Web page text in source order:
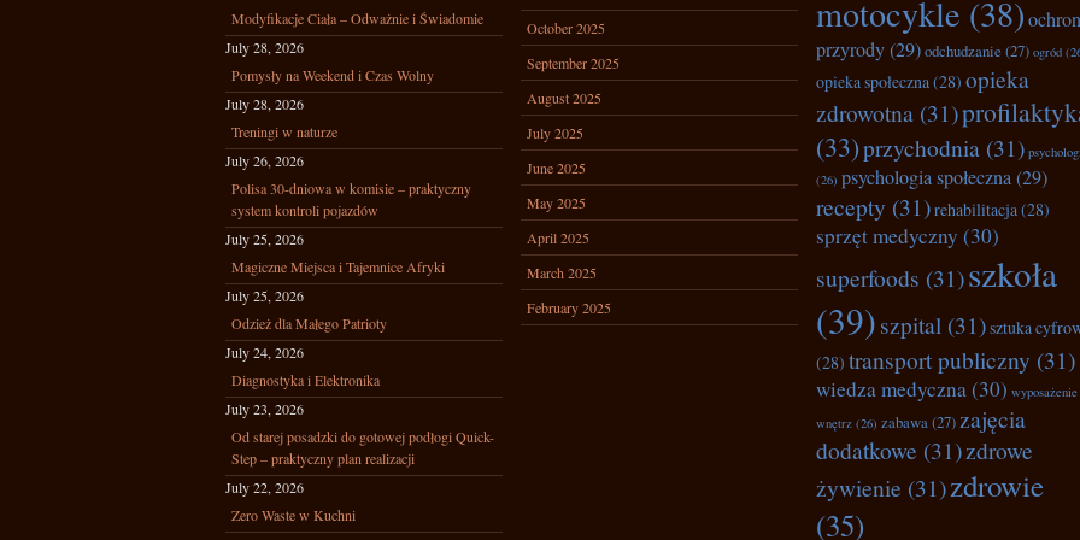
Modyfikacje Ciała – Odważnie i Świadomie
July 28, 2026
Pomysły na Weekend i Czas Wolny
July 28, 2026
Treningi w naturze
July 26, 2026
Polisa 30-dniowa w komisie – praktyczny
system kontroli pojazdów
July 25, 2026
Magiczne Miejsca i Tajemnice Afryki
July 25, 2026
Odzież dla Małego Patrioty
July 24, 2026
Diagnostyka i Elektronika
July 23, 2026
Od starej posadzki do gotowej podłogi Quick-
Step – praktyczny plan realizacji
July 22, 2026
Zero Waste w Kuchni
October 2025
September 2025
August 2025
July 2025
June 2025
May 2025
April 2025
March 2025
February 2025
motocykle (38)
przyrody(29)odchudzanie (27) ogród
opieka społeczna(28) opieka
zdrowotna (31)
(33)przychodnia (31)
(26) psychologia społeczna(29)
recepty (31)rehabilitacja(28)
sprzęt medyczny (30)
superfoods (31)szkoła
(39)szpital (31)sztuka
(28) transport publiczny (31)
wiedza medyczna(30) wyposażenie
wnętrz (26) zabawa(27) zajęcia
dodatkowe (31)zdrowe
żywienie (31)zdrowie
(35)